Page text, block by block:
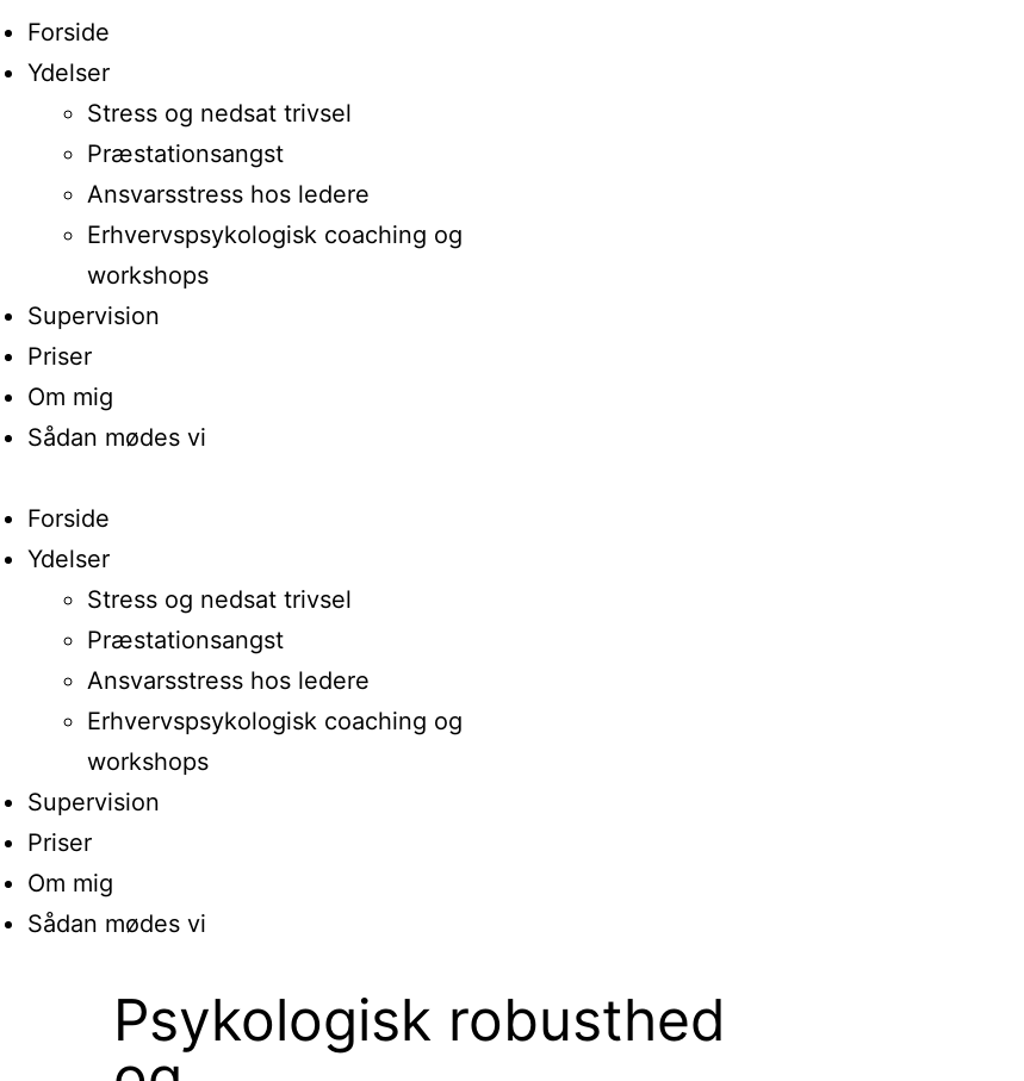
Forside
Ydelser
Stress og nedsat trivsel
Præstationsangst
Ansvarsstress hos ledere
Erhvervspsykologisk coaching og
workshops
Supervision
Priser
Om mig
Sådan mødes vi
Forside
Ydelser
Stress og nedsat trivsel
Præstationsangst
Ansvarsstress hos ledere
Erhvervspsykologisk coaching og
workshops
Supervision
Priser
Om mig
Sådan mødes vi
Psykologisk robusthed